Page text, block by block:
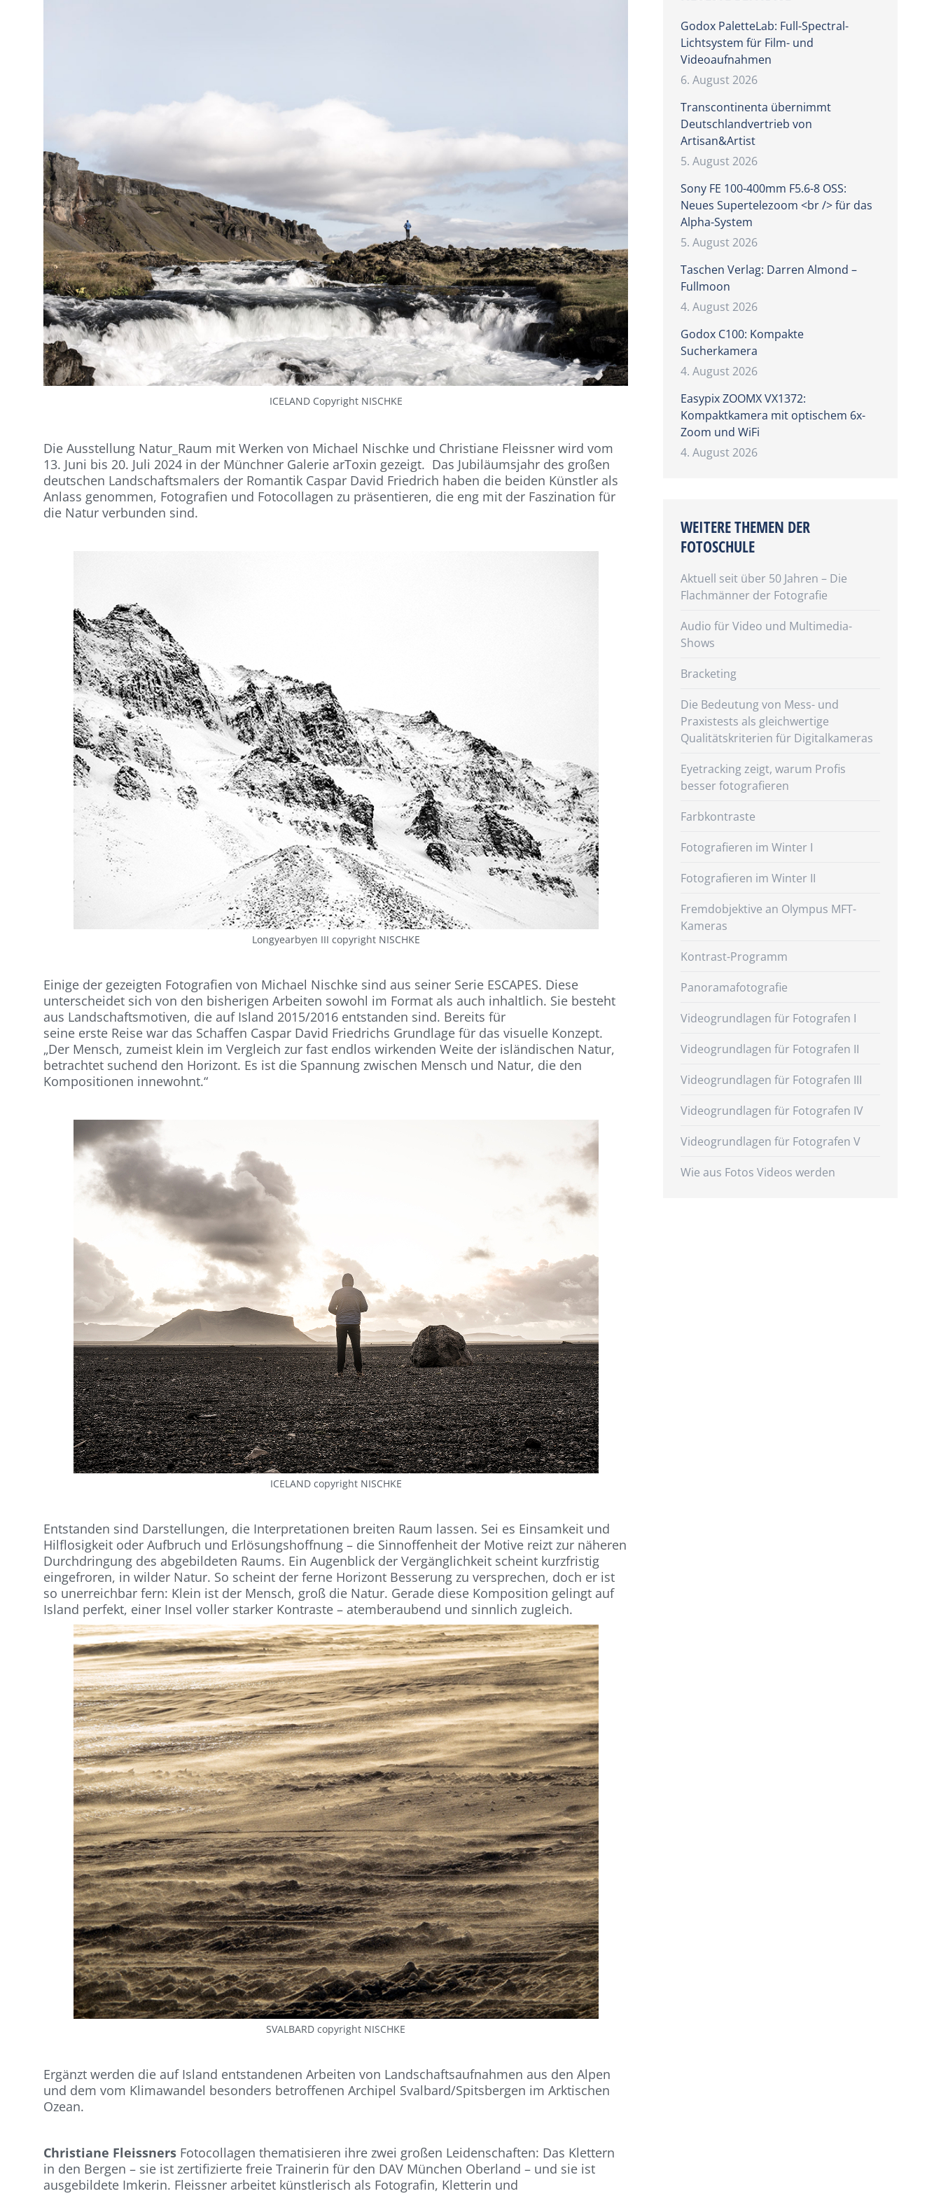
ICELAND Copyright NISCHKE
Die Ausstellung Natur_Raum mit Werken von Michael Nischke und Christiane Fleissner wird vom
13. Juni bis 20. Juli 2024 in der Münchner Galerie arToxin gezeigt. Das Jubiläumsjahr des großen
deutschen Landschaftsmalers der Romantik Caspar David Friedrich haben die beiden Künstler als
Anlass genommen, Fotografien und Fotocollagen zu präsentieren, die eng mit der Faszination für
die Natur verbunden sind.
Longyearbyen III copyright NISCHKE
Einige der gezeigten Fotografien von Michael Nischke sind aus seiner Serie ESCAPES. Diese
unterscheidet sich von den bisherigen Arbeiten sowohl im Format als auch inhaltlich. Sie besteht
aus Landschaftsmotiven, die auf Island 2015/2016 entstanden sind. Bereits für
seine erste Reise war das Schaffen Caspar David Friedrichs Grundlage für das visuelle Konzept.
„Der Mensch, zumeist klein im Vergleich zur fast endlos wirkenden Weite der isländischen Natur,
betrachtet suchend den Horizont. Es ist die Spannung zwischen Mensch und Natur, die den
Kompositionen innewohnt.“
ICELAND copyright NISCHKE
Entstanden sind Darstellungen, die Interpretationen breiten Raum lassen. Sei es Einsamkeit und
Hilflosigkeit oder Aufbruch und Erlösungshoffnung – die Sinnoffenheit der Motive reizt zur näheren
Durchdringung des abgebildeten Raums. Ein Augenblick der Vergänglichkeit scheint kurzfristig
eingefroren, in wilder Natur. So scheint der ferne Horizont Besserung zu versprechen, doch er ist
so unerreichbar fern: Klein ist der Mensch, groß die Natur. Gerade diese Komposition gelingt auf
Island perfekt, einer Insel voller starker Kontraste – atemberaubend und sinnlich zugleich.
SVALBARD copyright NISCHKE
Ergänzt werden die auf Island entstandenen Arbeiten von Landschaftsaufnahmen aus den Alpen
und dem vom Klimawandel besonders betroffenen Archipel Svalbard/Spitsbergen im Arktischen
Ozean.
Christiane Fleissners Fotocollagen thematisieren ihre zwei großen Leidenschaften: Das Klettern
in den Bergen – sie ist zertifizierte freie Trainerin für den DAV München Oberland – und sie ist
ausgebildete Imkerin. Fleissner arbeitet künstlerisch als Fotografin, Kletterin und
Godox PaletteLab: Full-Spectral-
Lichtsystem für Film- und
Videoaufnahmen
6. August 2026
Transcontinenta übernimmt
Deutschlandvertrieb von
Artisan&Artist
5. August 2026
Sony FE 100-400mm F5.6-8 OSS:
Neues Supertelezoom <br /> für das
Alpha-System
5. August 2026
Taschen Verlag: Darren Almond –
Fullmoon
4. August 2026
Godox C100: Kompakte
Sucherkamera
4. August 2026
Easypix ZOOMX VX1372:
Kompaktkamera mit optischem 6x-
Zoom und WiFi
4. August 2026
WEITERE THEMEN DER
FOTOSCHULE
Aktuell seit über 50 Jahren – Die
Flachmänner der Fotografie
Audio für Video und Multimedia-
Shows
Bracketing
Die Bedeutung von Mess- und
Praxistests als gleichwertige
Qualitätskriterien für Digitalkameras
Eyetracking zeigt, warum Profis
besser fotografieren
Farbkontraste
Fotografieren im Winter I
Fotografieren im Winter II
Fremdobjektive an Olympus MFT-
Kameras
Kontrast-Programm
Panoramafotografie
Videogrundlagen für Fotografen I
Videogrundlagen für Fotografen II
Videogrundlagen für Fotografen III
Videogrundlagen für Fotografen IV
Videogrundlagen für Fotografen V
Wie aus Fotos Videos werden